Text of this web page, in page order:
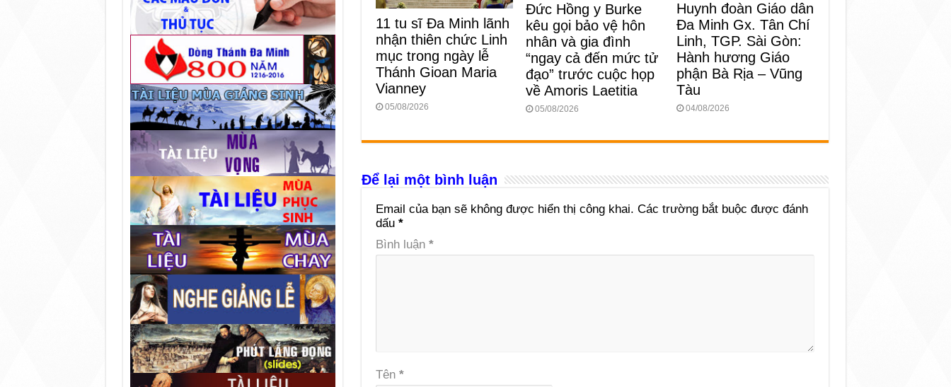
11 tu sĩ Đa Minh lãnh
nhận thiên chức Linh
mục trong ngày lễ
Thánh Gioan Maria
Vianney
05/08/2026
Đức Hồng y Burke
kêu gọi bảo vệ hôn
nhân và gia đình
“ngay cả đến mức tử
đạo” trước cuộc họp
về Amoris Laetitia
05/08/2026
Huynh đoàn Giáo dân
Đa Minh Gx. Tân Chí
Linh, TGP. Sài Gòn:
Hành hương Giáo
phận Bà Rịa – Vũng
Tàu
04/08/2026
Để lại một bình luận
Email của bạn sẽ không được hiển thị công khai. Các trường bắt buộc được đánh
dấu *
Bình luận *
Tên *